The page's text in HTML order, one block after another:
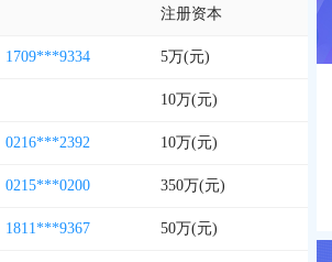
注册资本
1709***9334 5万(元)
10万(元)
0216***2392 10万(元)
0215***0200 350万(元)
1811***9367 50万(元)